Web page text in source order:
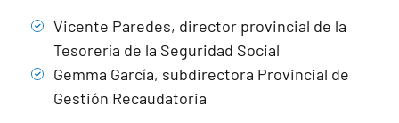
Vicente Paredes, director provincial de la
Tesorería de la Seguridad Social
Gemma García, subdirectora Provincial de
Gestión Recaudatoria